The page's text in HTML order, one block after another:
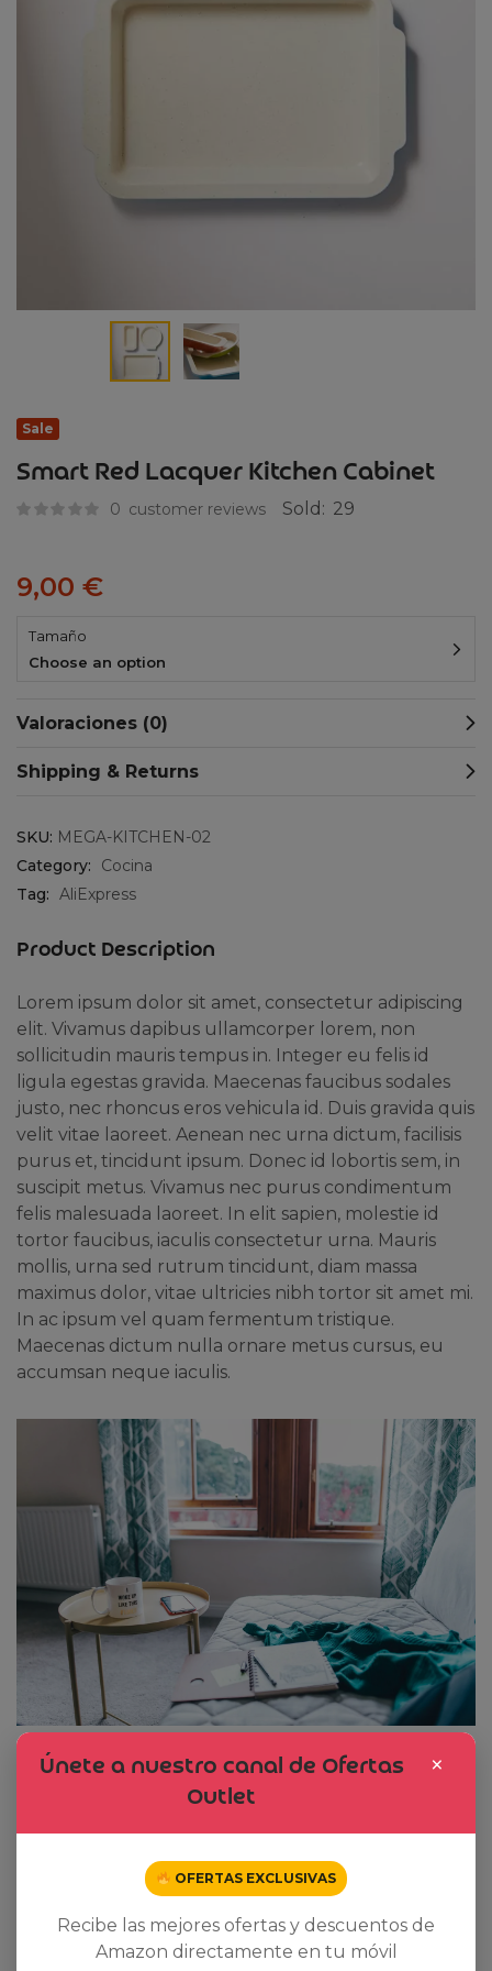
Smart Red Lacquer Kitchen Cabinet
Sale
0 customer reviews Sold: 29
9,00 €
Tamaño
Choose an option
Valoraciones (0)
Shipping & Returns
SKU: MEGA-KITCHEN-02
Category:
Cocina
Tag: AliExpress
Product Description
Lorem ipsum dolor sit amet, consectetur adipiscing
elit. Vivamus dapibus ullamcorper lorem, non
sollicitudin mauris tempus in. Integer eu felis id
ligula egestas gravida. Maecenas faucibus sodales
justo, nec rhoncus eros vehicula id. Duis gravida quis
velit vitae laoreet. Aenean nec urna dictum, facilisis
purus et, tincidunt ipsum. Donec id lobortis sem, in
suscipit metus. Vivamus nec purus condimentum
felis malesuada laoreet. In elit sapien, molestie id
tortor faucibus, iaculis consectetur urna. Mauris
mollis, urna sed rutrum tincidunt, diam massa
maximus dolor, vitae ultricies nibh tortor sit amet mi.
In ac ipsum vel quam fermentum tristique.
Maecenas dictum nulla ornare metus cursus, eu
accumsan neque iaculis.
×
Únete a nuestro canal de Ofertas
Outlet
OFERTAS EXCLUSIVAS
Recibe las mejores ofertas y descuentos de
Amazon directamente en tu móvil